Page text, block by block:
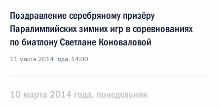
Поздравление серебряному призёру
Паралимпийских зимних игр в соревнованиях
по биатлону Светлане Коноваловой
11 марта 2014 года, 14:00
10 марта 2014 года, понедельник